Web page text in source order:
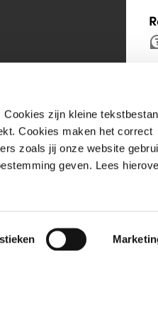
zijn kleine
Cookies maken het correct
zoals jij onze website
geven. Lees